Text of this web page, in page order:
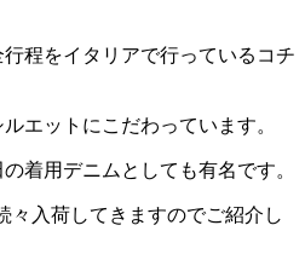
程をイタリアで行っているコチ
エットにこだわっています。
着用デニムとしても有名です。
々入荷してきますのでご紹介し